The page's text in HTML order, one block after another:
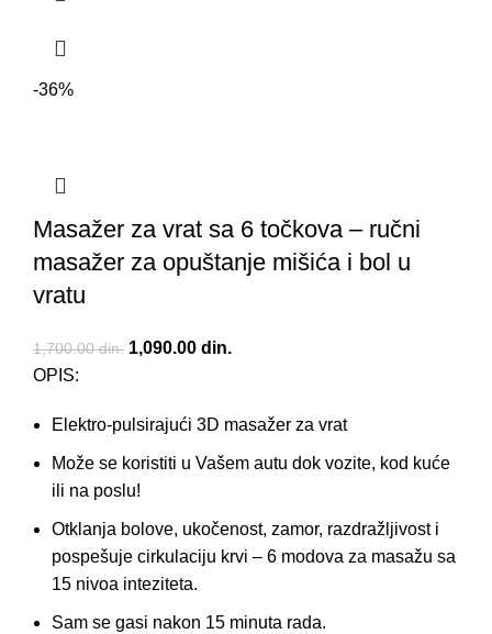
-36%
Masažer za vrat sa 6 točkova – ručni
masažer za opuštanje mišića i bol u
vratu
1,700.00din. Originalna cena je bila: 1,700.00 din..
1,090.00 din.
OPIS:
Elektro-pulsirajući 3D masažer za vrat
Može se koristiti u Vašem autu dok vozite, kod kuće
ili na poslu!
Otklanja bolove, ukočenost, zamor, razdražljivost i
pospešuje cirkulaciju krvi – 6 modova za masažu sa
15 nivoa inteziteta.
Sam se gasi nakon 15 minuta rada.